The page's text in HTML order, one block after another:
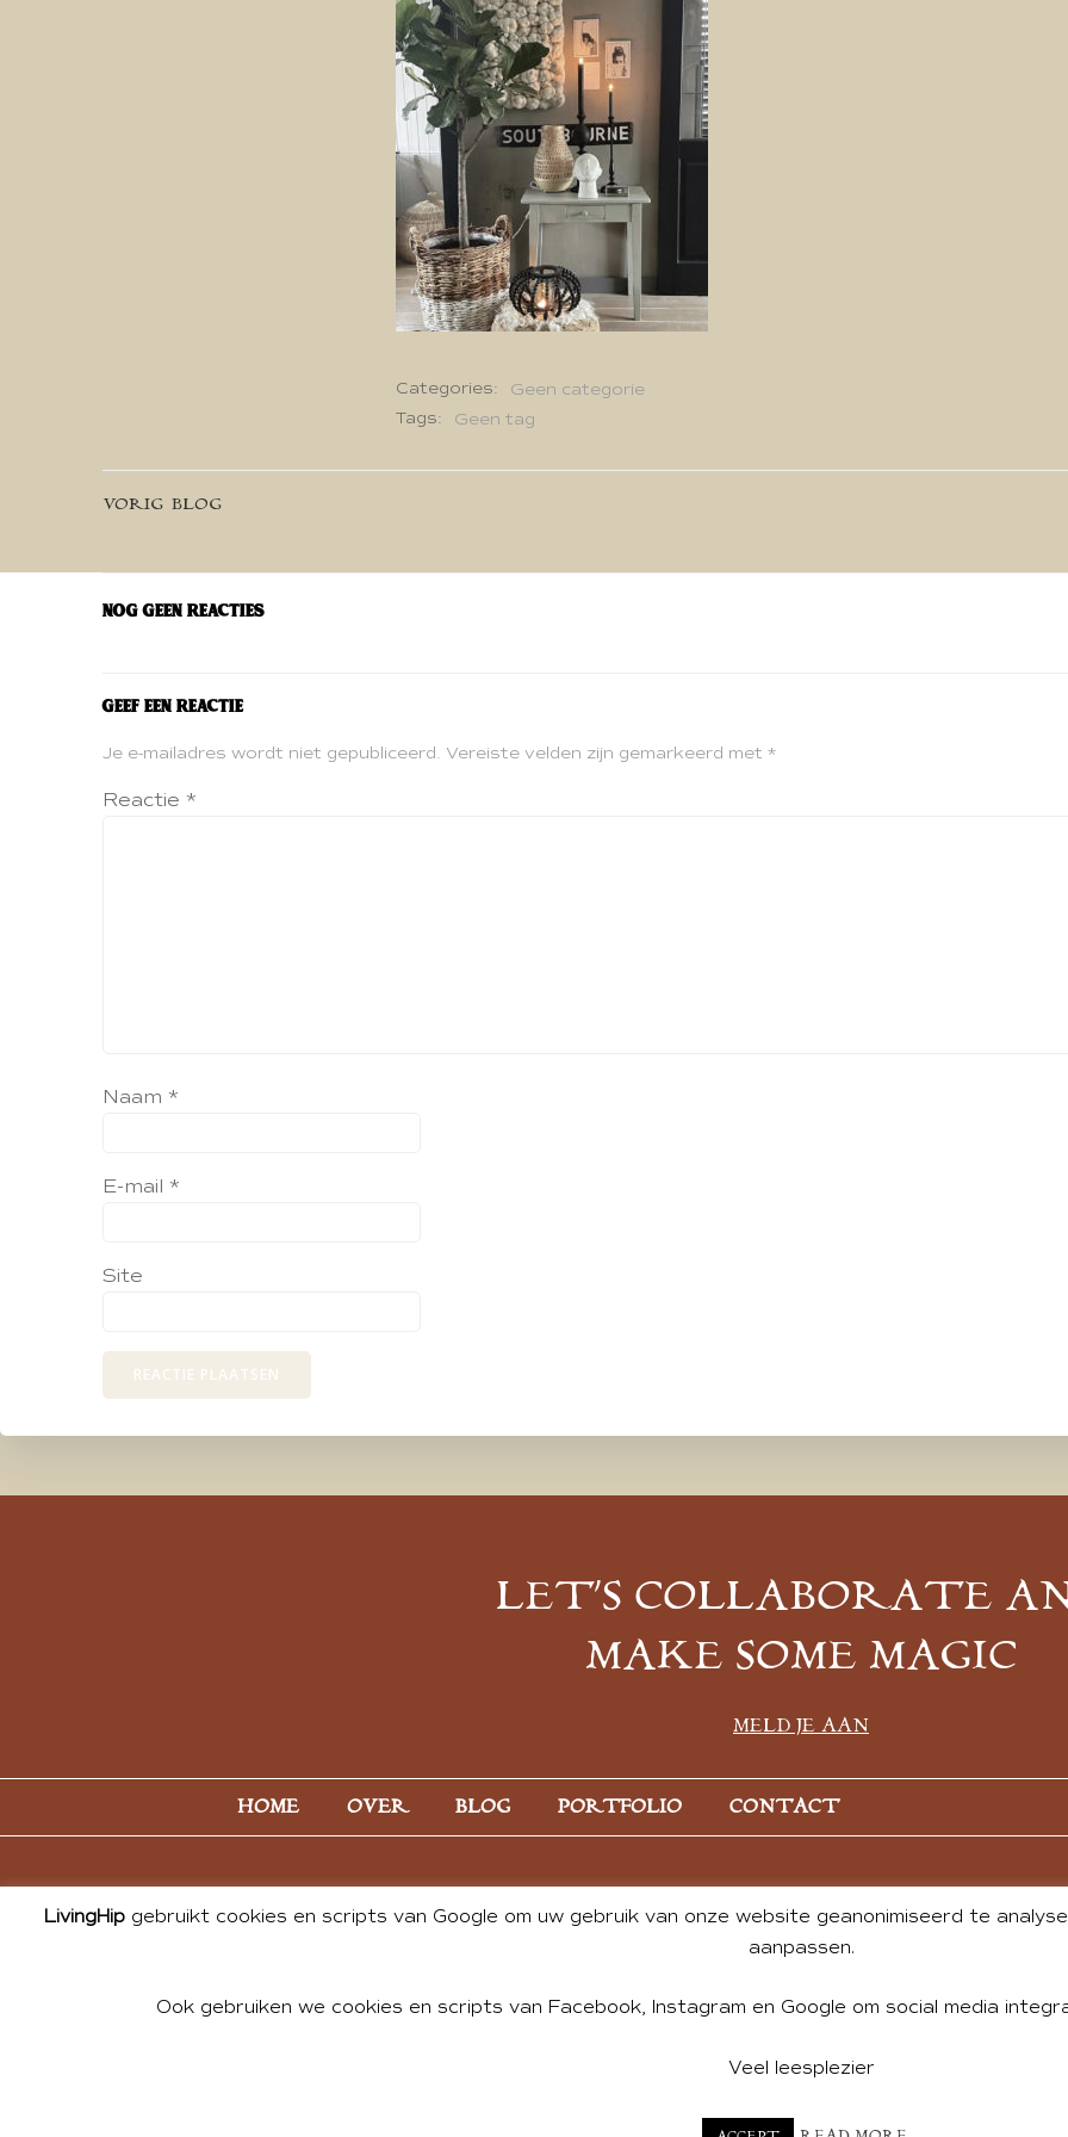
Categories:
Geen categorie
Tags:
Geen tag
Bericht
navigatie
VORIG BLOG
Nog geen reacties
Geef een reactie
Je e-mailadres wordt niet gepubliceerd. Vereiste velden zijn gemarkeerd met *
Reactie *
Naam *
E-mail *
Site
LET’S COLLABORATE
MAKE SOME MAGIC
MELD JE AAN
HOME OVER BLOG PORTFOLIO CONTACT
© 2026 ALL PHOTOS & CONTENT BY ANDREA DE GROOT. WEBSITE DESIGN BY
LivingHip gebruikt cookies en scripts van Google om uw gebruik van onze website geanonimiseerd te
aanpassen.
Ook gebruiken we cookies en scripts van Facebook, Instagram en Google om social media
Veel leesplezier